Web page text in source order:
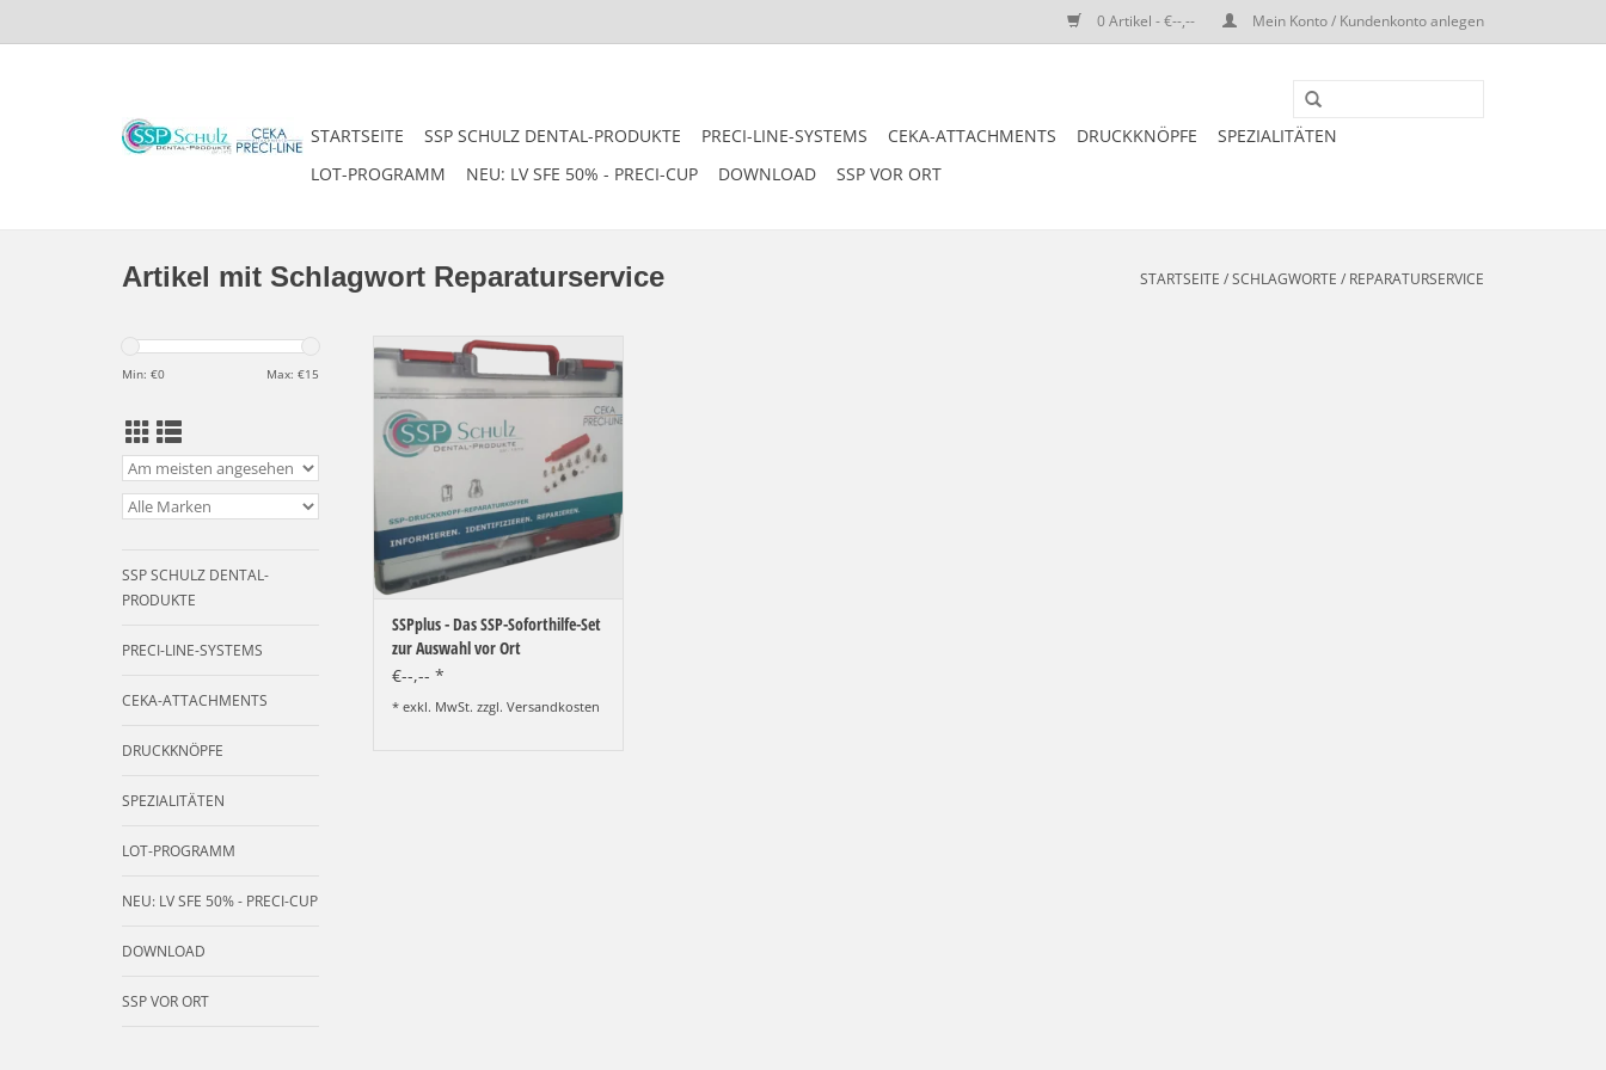
0 Artikel - €--,-- Mein Konto / Kundenkonto anlegen
STARTSEITE SSP SCHULZ DENTAL-PRODUKTE PRECI-LINE-SYSTEMS CEKA-ATTACHMENTS DRUCKKNÖPFE
SPEZIALITÄTEN
LOT-PROGRAMM
NEU: LV SFE 50% - PRECI-CUP DOWNLOAD SSP VOR ORT
Artikel mit Schlagwort Reparaturservice STARTSEITE /SCHLAGWORTE / REPARATURSERVICE
Min: €0 Max: €15
SSP SCHULZ DENTAL-
PRODUKTE
PRECI-LINE-SYSTEMS
CEKA-ATTACHMENTS
DRUCKKNÖPFE
SPEZIALITÄTEN
LOT-PROGRAMM
NEU: LV SFE 50% - PRECI-CUP
DOWNLOAD
SSP VOR ORT
SSPplus -
Alle gängigen Patrizen und Hilfsteile
in einem Set zur direkten Auswahl vor Ort.
Sie zahlen lediglich für Versand
und nach Rücksendung für die
entnommenen Teile.
ZUM WARENKORB HINZUFÜGEN
SSPplus - Das SSP-Soforthilfe-Set
zur Auswahl vor Ort
€--,-- *
* exkl. MwSt. zzgl. Versandkosten